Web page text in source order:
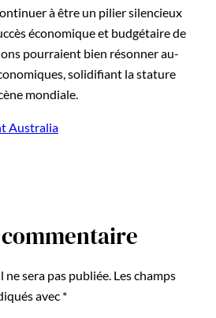
à être un pilier silencieux
économique et budgétaire de
pourraient bien résonner au-
solidifiant la stature
mondiale.
Australia
sera pas publiée. Les champs
avec *